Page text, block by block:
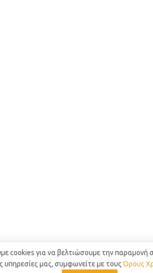
cookies για να βελτιώσουμε την παραμονή
υπηρεσίες μας, συμφωνείτε με τουςΌρους